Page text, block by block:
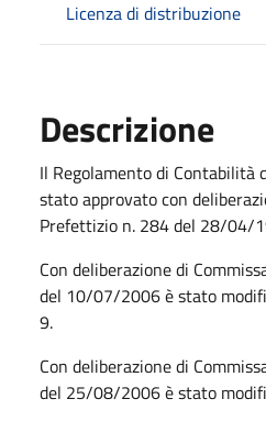
Licenza di distribuzione
Descrizione
Il Regolamento di Contabilità
stato approvato con
Prefettizio n. 284 del 28/04/
Con deliberazione di
del 10/07/2006 è stato
9.
Con deliberazione di
del 25/08/2006 è stato